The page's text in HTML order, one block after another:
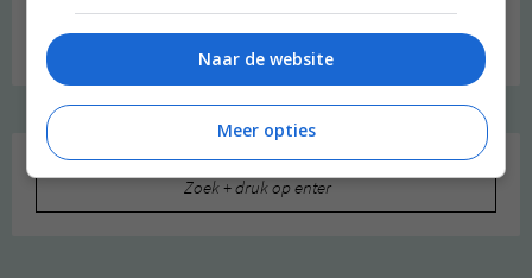
Zoeken
Naar de website
Meer opties